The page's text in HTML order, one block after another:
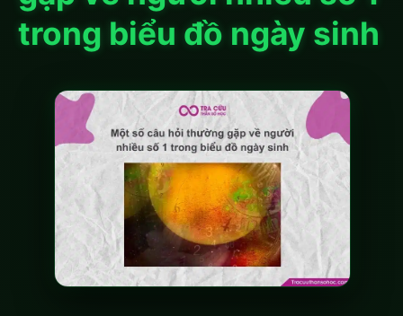
trong biểu đồ ngày sinh